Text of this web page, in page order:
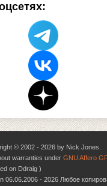
© 2002 - 2026 by Nick Jones.
warranties under GNU Affero
on Ddraig )
06.06.2006 - 2026 Любое